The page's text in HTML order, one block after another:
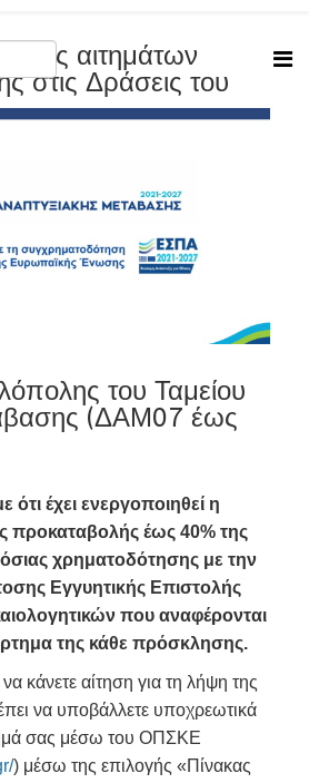
αιτημάτων
στις Δράσεις του
του Ταμείου
(ΔΑΜ07 έως
έχει ενεργοποιηθεί η
προκαταβολής έως 40% της
χρηματοδότησης με την
Εγγυητικής Επιστολής
που αναφέρονται
της κάθε πρόσκλησης.
κάνετε αίτηση για τη λήψη της
να υποβάλλετε υποχρεωτικά
σας μέσω του ΟΠΣΚΕ
) μέσω της επιλογής «Πίνακας